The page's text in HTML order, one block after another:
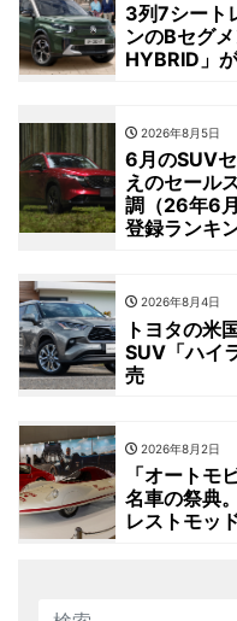
3列7シート
ンのBセグ
HYBRID」
2026年8月5日
6月のSUV
えのセール
調（26年6
登録ランキ
2026年8月4日
トヨタの米
SUV「ハイ
売
2026年8月2日
「オートモ
名車の祭典
レストモッ